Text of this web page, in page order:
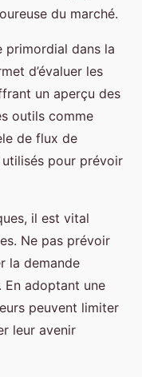
du marché.
primordial dans la
d’évaluer les
un aperçu des
outils comme
de flux de
pour prévoir
il est vital
Ne pas prévoir
la demande
En adoptant une
peuvent limiter
leur avenir